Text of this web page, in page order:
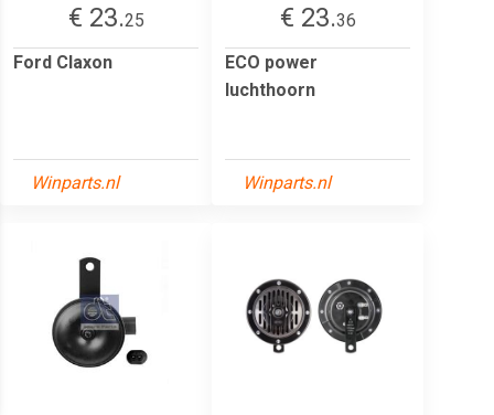
€ 23.25
Ford Claxon
Winparts.nl
€ 23.36
ECO power
luchthoorn
Winparts.nl